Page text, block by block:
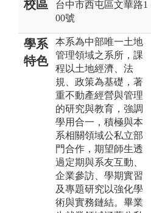
校區
台中市西屯區文華路1
00號
學系
特色
本系為中部唯一土地
管理領域之系所，課
程以土地經濟、法
規、政策為基礎，著
重不動產經營與管理
的研究與教育，強調
學用合一，積極與本
系相關領域公私立部
門合作，期望師生透
過定期與系友互動、
企業參訪、學期實習
及專題研究以強化學
術與實務鏈結。畢業